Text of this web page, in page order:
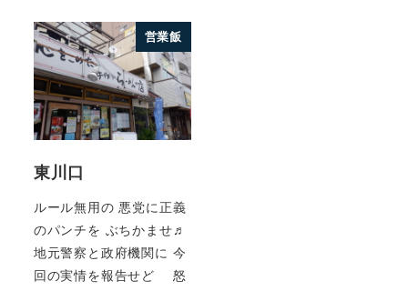
営業飯
東川口
ルール無用の 悪党に正義
のパンチを ぶちかませ♬
地元警察と政府機関に 今
回の実情を報告せど 怒